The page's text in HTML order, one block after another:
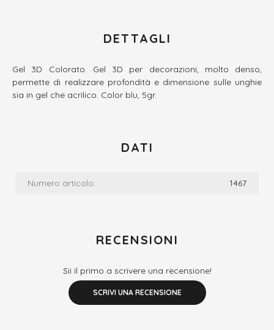
DETTAGLI
Gel 3D Colorato. Gel 3D per decorazioni, molto denso,
permette di realizzare profondità e dimensione sulle unghie
sia in gel che acrilico. Color blu, 5gr.
DATI
Numero articolo: 1467
RECENSIONI
Sii il primo a scrivere una recensione!
SCRIVI UNA RECENSIONE